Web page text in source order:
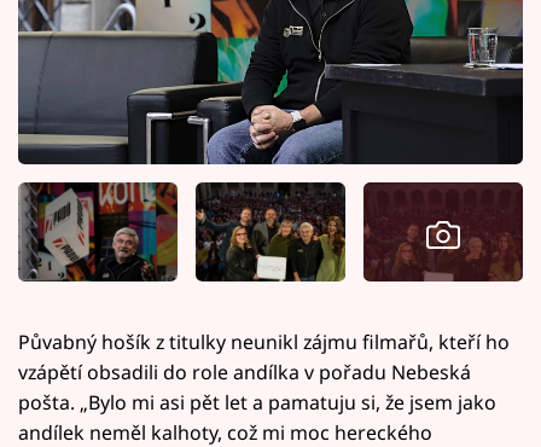
Půvabný hošík z titulky neunikl zájmu filmařů, kteří ho
vzápětí obsadili do role andílka v pořadu Nebeská
pošta. „Bylo mi asi pět let a pamatuju si, že jsem jako
andílek neměl kalhoty, což mi moc hereckého